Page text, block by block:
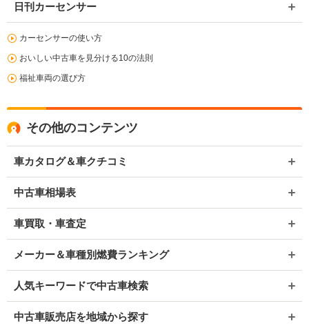
日刊カーセンサー
カーセンサーの使い方
おいしい中古車を見分ける10の法則
福祉車両の選び方
その他のコンテンツ
車カタログ＆車クチコミ
中古車相場表
車買取・車査定
メーカー＆車種別燃費ランキング
人気キーワードで中古車検索
中古車販売店を地域から探す